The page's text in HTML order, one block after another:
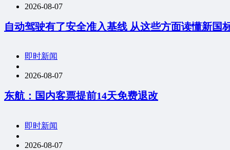
2026-08-07
自动驾驶有了安全准入基线 从这些方面读懂新国
即时新闻
2026-08-07
东航：国内客票提前14天免费退改
即时新闻
2026-08-07